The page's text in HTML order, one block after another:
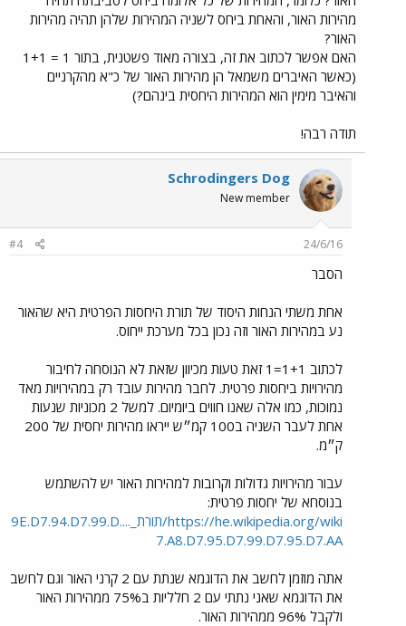
מהירות האור, והאחת ביחס לשניה המהירות שלהן תהיה מהירות
האור?
האם אפשר לכתוב את זה, בצורה מאוד פשטנית, בתור 1 = 1+1
(כאשר האיברים משמאל הן מהירות האור של כ"א מהקרניים
והאיבר מימין הוא המהירות היחסית בינהם?)
תודה רבה!
Schrodingers Dog
New member
24/6/16
#4
הסבר
אחת משתי הנחות היסוד של תורת היחסות הפרטית היא שהאור
נע במהירות האור וזה נכון בכל מערכת ייחוס.
לכתוב 1+1=1 זאת טעות מכיוון שזאת לא הנוסחה לחיבור
מהירויות ביחסות פרטית. לחבר מהירות עובד רק במהירויות מאד
נמוכות, כמו אלה שאנו חווים ביומיום. למשל 2 מכוניות שנעות
אחת לעבר השניה ב100 קמ״ש ייראו מהירות יחסית של 200
ק״מ.
עבור מהירויות גדולות וקרובות למהירות האור יש להשתמש
בנוסחא של יחסות פרטית:
https://he.wikipedia.org/wiki/תורת_....9E.D7.94.D7.99.D
7.A8.D7.95.D7.99.D7.95.D7.AA
אתה מוזמן לחשב את הדוגמא שנתת עם 2 קרני האור וגם לחשב
את הדוגמא שאני נתתי עם 2 חלליות ב75% ממהירות האור
ולקבל 96% ממהירות האור.